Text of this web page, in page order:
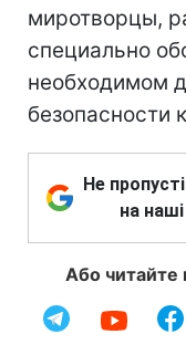
миротворцы,
специально
необходимом
безопасности
Не
на
Або читайте